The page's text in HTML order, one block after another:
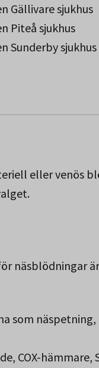
Gällivare sjukhus
Piteå sjukhus
Sunderby sjukhus
eller venös
näsblödningar
som
COX-hämmare,